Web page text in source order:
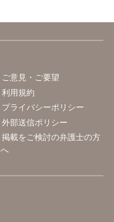
ご意見・ご要望
利用規約
プライバシーポリシー
外部送信ポリシー
掲載をご検討の弁護士の方
へ